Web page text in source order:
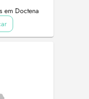
em Doctena